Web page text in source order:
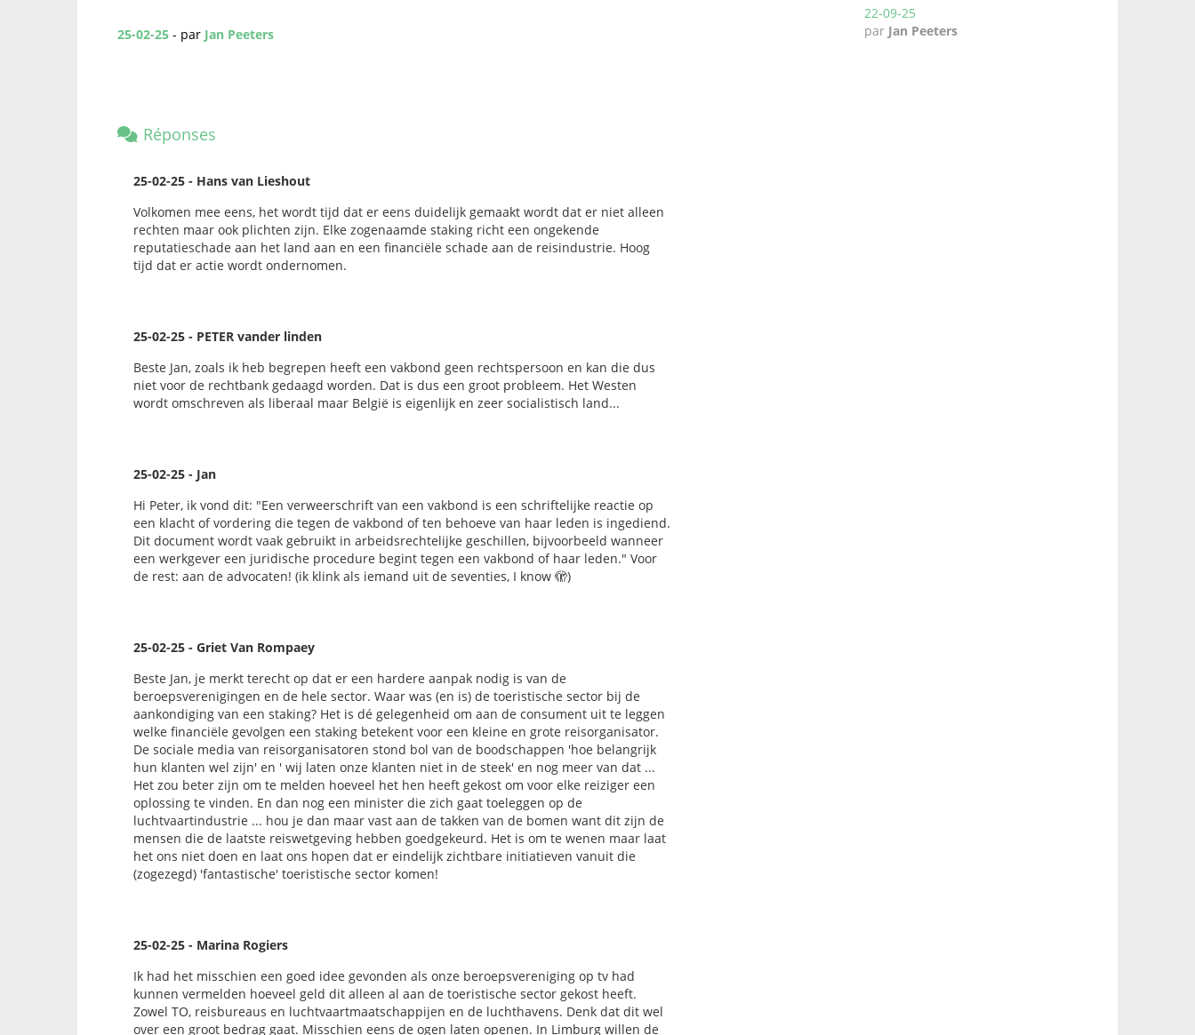
25-02-25 - par Jan Peeters
Réponses
25-02-25 - Hans van Lieshout
Volkomen mee eens, het wordt tijd dat er eens duidelijk gemaakt wordt dat er niet alleen
rechten maar ook plichten zijn. Elke zogenaamde staking richt een ongekende
reputatieschade aan het land aan en een financiële schade aan de reisindustrie. Hoog
tijd dat er actie wordt ondernomen.
25-02-25 - PETER vander linden
Beste Jan, zoals ik heb begrepen heeft een vakbond geen rechtspersoon en kan die dus
niet voor de rechtbank gedaagd worden. Dat is dus een groot probleem. Het Westen
wordt omschreven als liberaal maar België is eigenlijk en zeer socialistisch land...
25-02-25 - Jan
Hi Peter, ik vond dit: "Een verweerschrift van een vakbond is een schriftelijke reactie op
een klacht of vordering die tegen de vakbond of ten behoeve van haar leden is ingediend.
Dit document wordt vaak gebruikt in arbeidsrechtelijke geschillen, bijvoorbeeld wanneer
een werkgever een juridische procedure begint tegen een vakbond of haar leden." Voor
de rest: aan de advocaten! (ik klink als iemand uit de seventies, I know 🫣)
25-02-25 - Griet Van Rompaey
Beste Jan, je merkt terecht op dat er een hardere aanpak nodig is van de
beroepsverenigingen en de hele sector. Waar was (en is) de toeristische sector bij de
aankondiging van een staking? Het is dé gelegenheid om aan de consument uit te leggen
welke financiële gevolgen een staking betekent voor een kleine en grote reisorganisator.
De sociale media van reisorganisatoren stond bol van de boodschappen 'hoe belangrijk
hun klanten wel zijn' en ' wij laten onze klanten niet in de steek' en nog meer van dat ...
Het zou beter zijn om te melden hoeveel het hen heeft gekost om voor elke reiziger een
oplossing te vinden. En dan nog een minister die zich gaat toeleggen op de
luchtvaartindustrie ... hou je dan maar vast aan de takken van de bomen want dit zijn de
mensen die de laatste reiswetgeving hebben goedgekeurd. Het is om te wenen maar laat
het ons niet doen en laat ons hopen dat er eindelijk zichtbare initiatieven vanuit die
(zogezegd) 'fantastische' toeristische sector komen!
25-02-25 - Marina Rogiers
Ik had het misschien een goed idee gevonden als onze beroepsvereniging op tv had
kunnen vermelden hoeveel geld dit alleen al aan de toeristische sector gekost heeft.
Zowel TO, reisbureaus en luchtvaartmaatschappijen en de luchthavens. Denk dat dit wel
over een groot bedrag gaat. Misschien eens de ogen laten openen. In Limburg willen de
22-09-25
par Jan Peeters